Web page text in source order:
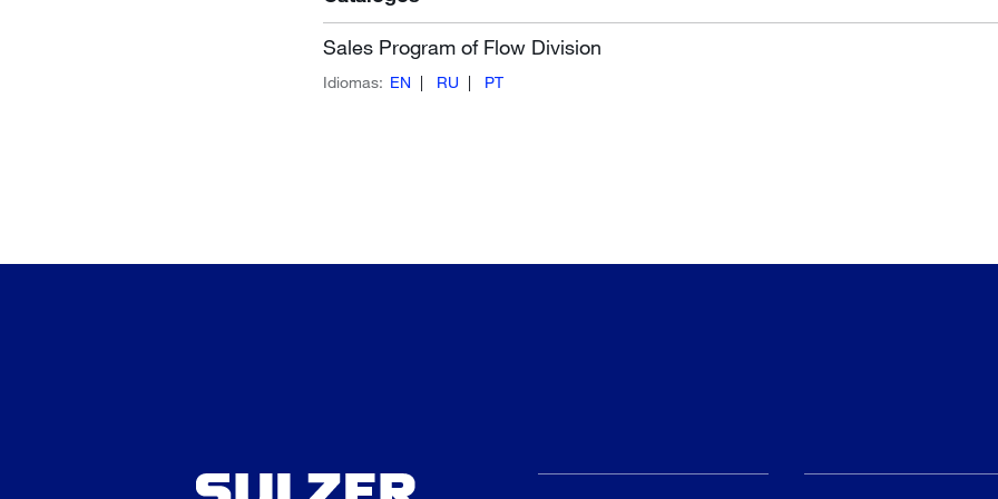
Sales Program of Flow Division
Idiomas: EN RU PT